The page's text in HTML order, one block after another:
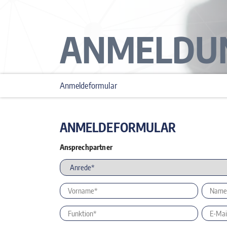
Anmeldeformular
ANMELDEFORMULAR
Ansprechpartner